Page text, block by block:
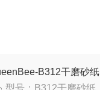
B312干磨砂纸
型号：B312干磨砂纸